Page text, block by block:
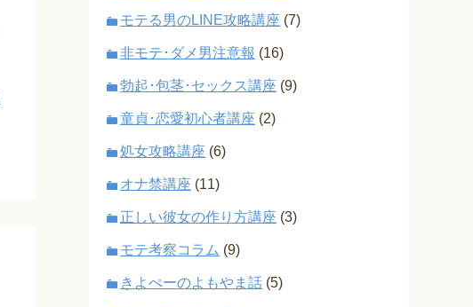
モテる男のLINE攻略講座 (7)
非モテ･ダメ男注意報 (16)
勃起･包茎･セックス講座 (9)
童貞･恋愛初心者講座 (2)
処女攻略講座 (6)
オナ禁講座 (11)
正しい彼女の作り方講座 (3)
モテ考察コラム (9)
きよぺーのよもやま話 (5)